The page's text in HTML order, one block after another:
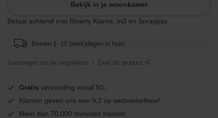
Bekijk in je woonkamer
Betaal achteraf met Riverty Klarna, In3 en Spraypay.
Binnen 1- 10 (werk)dagen in huis!
Toevoegen om te vergelijken Deel dit product
Gratis verzending vanaf 50,-
Klanten geven ons een 9,2 op webwinkelkeur!
Meer dan 70.000 tevreden klanten